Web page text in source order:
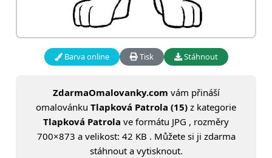
Barva online Tisk Stáhnout
ZdarmaOmalovanky.com vám přináší
omalovánku Tlapková Patrola (15) z kategorie
Tlapková Patrola ve formátu JPG , rozměry
700×873 a velikost: 42 KB . Můžete si ji zdarma
stáhnout a vytisknout.